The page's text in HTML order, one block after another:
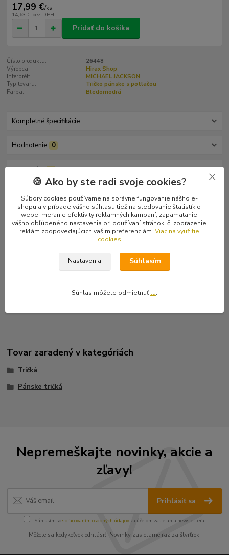
17,99 €/ks
14,63 € bez DPH
Pridať do košíka
Číslo produktu:
26448
Výrobca:
Hirax Shop
Interprét:
MICHAEL JACKSON
Typ tovaru:
Tričko pánske s potlačou
Farba:
Bledomodrá
Kompletné špecifikácie
Hodnotenie 0
Komentáre 0
Kompletné špecifikácie
Bledomodré pánske tričko s krátkym rukávom a s nápisom Michael
Jackson Is Not Dead a postavou Michaela Jacksona na hrudi.
Vzadu na chrbte je opísaný Majklov obľúbený liek na
nesmrteľnosť. Napríklad: "Po dlhšie trvajúcom podávaní lieku sa
vzácne vyskytla zmena farby moču. Pacienti sa z anestézie
prebúdzajú zvyčajne rýchlo a s jasnou hlavou. Predávkovanie
Tovar zaradený v kategóriách
Tričká
Pánske tričká
Nepremeškajte novinky, akcie a
zľavy!
Prihlásiť sa
Súhlasím sospracovaním osobných údajov za účelom zasielania newslettera.
Môžete sa kedykoľvek odhlásiť. Novinky zasielame raz za štvrťrok.
🍪 Ako by ste radi svoje cookies?
Súbory cookies používame na správne fungovanie nášho e-
shopu a v prípade vášho súhlasu tiež na sledovanie štatistík o
webe, meranie efektivity reklamných kampaní, zapamätanie
vášho obľúbeného nastavenia pri používaní stránok, či zobrazenie
reklám zodpovedajúcich vašim preferenciám. Viac na využitie
cookies
Nastavenia Súhlasím
Súhlas môžete odmietnuťtu.